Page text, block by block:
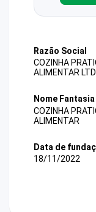
Razão Social
COZINHA
ALIMENTAR
Nome Fantasia
COZINHA
ALIMENTAR
Data de
18/11/2022